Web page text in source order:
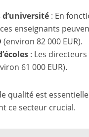
d’université : En
enseignants
(environ 82 000 EUR).
: Les
61 000 EUR).
qualité est
ce secteur crucial.